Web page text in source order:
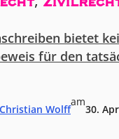
bietet
für den
Wolff
am
30.